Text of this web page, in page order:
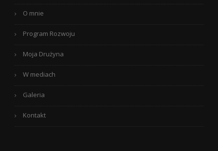
O mnie
Program Rozwoju
Moja Drużyna
W mediach
Galeria
Kontakt